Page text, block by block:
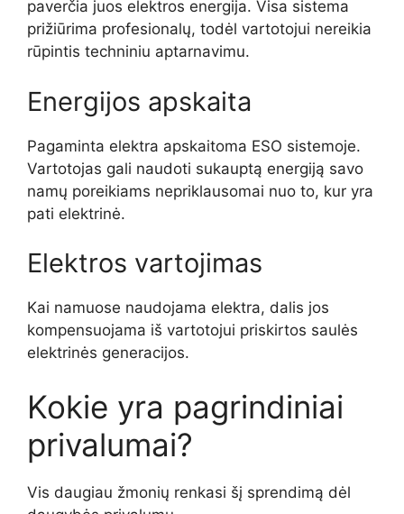
paverčia juos elektros energija. Visa sistema
prižiūrima profesionalų, todėl vartotojui nereikia
rūpintis techniniu aptarnavimu.
Energijos apskaita
Pagaminta elektra apskaitoma ESO sistemoje.
Vartotojas gali naudoti sukauptą energiją savo
namų poreikiams nepriklausomai nuo to, kur yra
pati elektrinė.
Elektros vartojimas
Kai namuose naudojama elektra, dalis jos
kompensuojama iš vartotojui priskirtos saulės
elektrinės generacijos.
Kokie yra pagrindiniai
privalumai?
Vis daugiau žmonių renkasi šį sprendimą dėl